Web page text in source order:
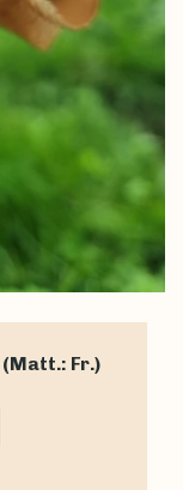
(Matt.: Fr.)